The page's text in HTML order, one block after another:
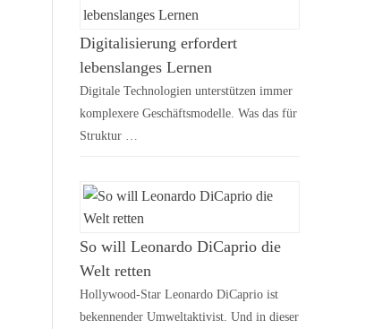
Digitalisierung erfordert
lebenslanges Lernen
Digitale Technologien unterstützen immer
komplexere Geschäftsmodelle. Was das für
Struktur …
So will Leonardo DiCaprio die
Welt retten
Hollywood-Star Leonardo DiCaprio ist
bekennender Umweltaktivist. Und in dieser